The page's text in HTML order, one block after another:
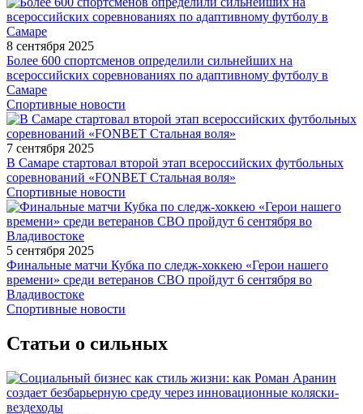
8 сентября 2025
Более 600 спортсменов определили сильнейших на
всероссийских соревнованиях по адаптивному футболу в
Самаре
Спортивные новости
7 сентября 2025
В Самаре стартовал второй этап всероссийских футбольных
соревнований «FONBET Стальная воля»
Спортивные новости
5 сентября 2025
Финальные матчи Кубка по следж-хоккею «Герои нашего
времени» среди ветеранов СВО пройдут 6 сентября во
Владивостоке
Спортивные новости
Статьи о сильных